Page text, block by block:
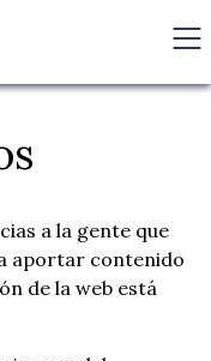
a la gente que
aportar contenido
de la web está